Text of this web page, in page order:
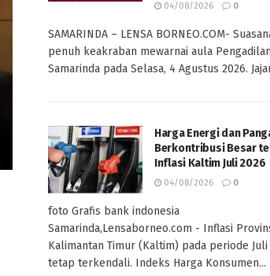
04/08/2026 0
SAMARINDA – LENSA BORNEO.COM-
penuh keakraban mewarnai aula
Samarinda pada Selasa, 4 Agustus 2026.
Harga Energi dan
Berkontribusi Besar
Inflasi Kaltim Juli 2026
04/08/2026 0
foto Grafis bank indonesia
Samarinda,Lensaborneo.com - Inflasi
Kalimantan Timur (Kaltim) pada periode Juli
tetap terkendali. Indeks Harga Konsumen...